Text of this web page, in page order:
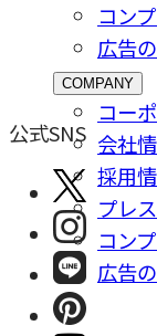
コン
広告
COMPANY
コー
会社
採⽤
プレ
コン
広告
公式SNS